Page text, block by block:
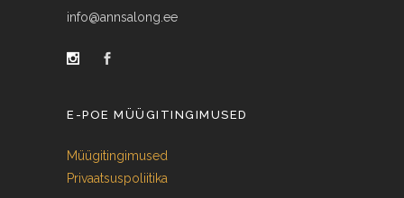
info@annsalong.ee
E-POE MÜÜGITINGIMUSED
Müügitingimused
Privaatsuspoliitika